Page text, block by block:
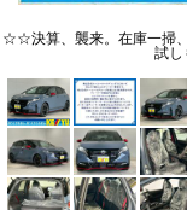
☆☆決算、襲来。在庫一掃
試